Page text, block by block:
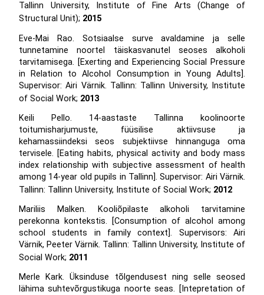
Tallinn University, Institute of Fine Arts (Change of
Structural Unit); 2015
Eve-Mai Rao. Sotsiaalse surve avaldamine ja selle
tunnetamine noortel täiskasvanutel seoses alkoholi
tarvitamisega. [Exerting and Experiencing Social Pressure
in Relation to Alcohol Consumption in Young Adults].
Supervisor: Airi Värnik. Tallinn: Tallinn University, Institute
of Social Work; 2013
Keili Pello. 14-aastaste Tallinna koolinoorte
toitumisharjumuste, füüsilise aktiivsuse ja
kehamassiindeksi seos subjektiivse hinnanguga oma
tervisele. [Eating habits, physical activity and body mass
index relationship with subjective assessment of health
among 14-year old pupils in Tallinn]. Supervisor: Airi Värnik.
Tallinn: Tallinn University, Institute of Social Work; 2012
Mariliis Malken. Kooliõpilaste alkoholi tarvitamine
perekonna kontekstis. [Consumption of alcohol among
school students in family context]. Supervisors: Airi
Värnik, Peeter Värnik. Tallinn: Tallinn University, Institute of
Social Work; 2011
Merle Kark. Üksinduse tõlgendusest ning selle seosed
lähima suhtevõrgustikuga noorte seas. [Intepretation of